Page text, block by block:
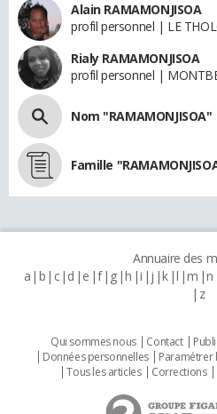
Alain RAMAMONJISOA
profil personnel | LE
Rialy RAMAMONJISOA
profil personnel |
Nom "RAMAMONJISOA"
Famille
Annuaire des
a b c d e f g h i j k l m n
z
Qui sommes nous Contact
Données personnelles
Paramétrer
Tous les articles
Corrections